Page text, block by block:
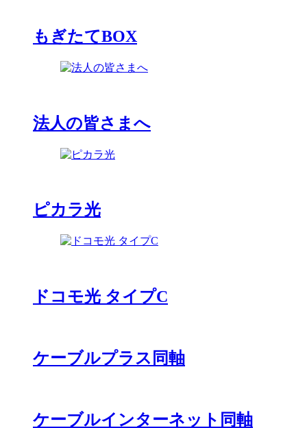
もぎたてBOX
法人の皆さまへ
ピカラ光
ドコモ光 タイプC
ケーブルプラス同軸
ケーブルインターネット同軸